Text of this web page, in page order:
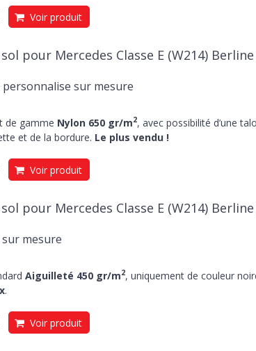
Voir produit
pour Mercedes Classe E (W214)
sur mesure
de gamme Nylon 650 gr/m2, avec possibilité d’une
et de la bordure. Le plus vendu !
Voir produit
pour Mercedes Classe E (W214)
mesure
Aiguilleté 450 gr/m2, uniquement de couleur
.
Voir produit